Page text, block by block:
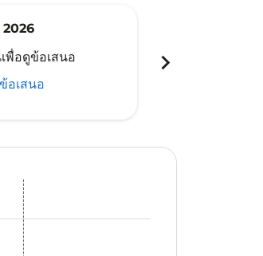
2026
พื่อดูข้อเสนอ
อเสนอ
chevron_right
นอ
อเสนอ
นหาข้อเสนอ
ค้นหาข้อเสนอ
ค้นหาข้อเสนอ
disclaimer. ค้นหาข้อเสนอ
disclaimer. ค้นหาข้อเสนอ
offers-disclaimer. ค้นหาข้อเสนอ
view-offers-disclaimer. ค้นหาข้อเสนอ
cmp-view-offers-disclaimer. ค้นหาข้อเสนอ
cmp-view-offers-disclaimer. ค้นหาข้อ
BKK–HGH: cmp-view-offers-disclaimer. ค้น